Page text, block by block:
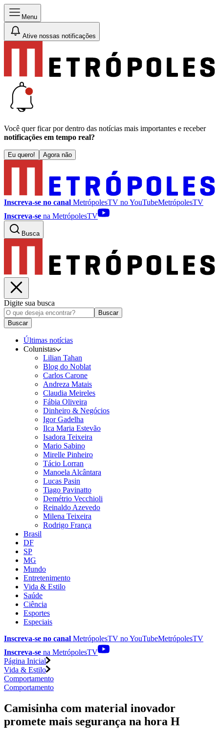
Menu
Ative nossas notificações
Você quer ficar por dentro das notícias mais importantes e receber
notificações em tempo real?
Eu quero! Agora não
Inscreva-se no canal MetrópolesTV noYouTubeMetrópolesTV
Inscreva-se na MetrópolesTV
Busca
Digite sua busca
Buscar
Buscar
Últimas notícias
Colunistas
Lilian Tahan
Blog do Noblat
Carlos Carone
Andreza Matais
Claudia Meireles
Fábia Oliveira
Dinheiro & Negócios
Igor Gadelha
Ilca Maria Estevão
Isadora Teixeira
Mario Sabino
Mirelle Pinheiro
Tácio Lorran
Manoela Alcântara
Lucas Pasin
Tiago Pavinatto
Demétrio Vecchioli
Reinaldo Azevedo
Milena Teixeira
Rodrigo França
Brasil
DF
SP
MG
Mundo
Entretenimento
Vida & Estilo
Saúde
Ciência
Esportes
Especiais
Inscreva-se no canal MetrópolesTV noYouTubeMetrópolesTV
Inscreva-se na MetrópolesTV
Página Inicial
Vida & Estilo
Comportamento
Comportamento
Camisinha com material inovador
promete mais segurança na hora H